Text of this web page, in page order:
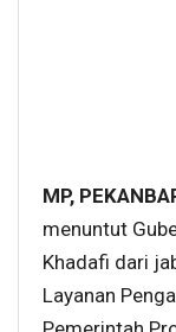
MP,
menuntut
Khadafi dari
Layanan